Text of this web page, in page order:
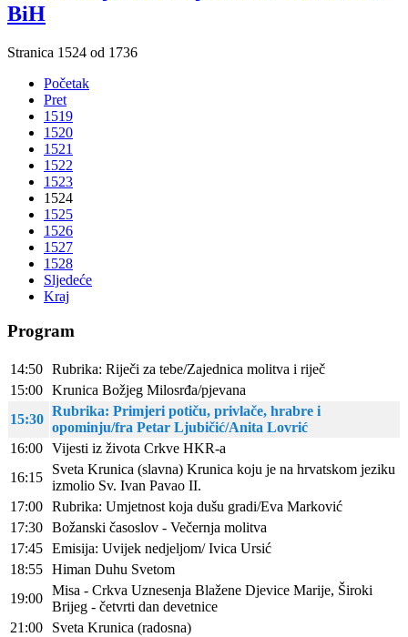
BiH
Stranica 1524 od 1736
Početak
Pret
1519
1520
1521
1522
1523
1524
1525
1526
1527
1528
Sljedeće
Kraj
Program
14:50 Rubrika: Riječi za tebe/Zajednica molitva i riječ
15:00 Krunica Božjeg Milosrđa/pjevana
15:30
Rubrika: Primjeri potiču, privlače, hrabre i
opominju/fra Petar Ljubičić/Anita Lovrić
16:00 Vijesti iz života Crkve HKR-a
16:15
Sveta Krunica (slavna) Krunica koju je na hrvatskom jeziku
izmolio Sv. Ivan Pavao II.
17:00 Rubrika: Umjetnost koja dušu gradi/Eva Marković
17:30 Božanski časoslov - Večernja molitva
17:45 Emisija: Uvijek nedjeljom/ Ivica Ursić
18:55 Himan Duhu Svetom
19:00
Misa - Crkva Uznesenja Blažene Djevice Marije, Široki
Brijeg - četvrti dan devetnice
21:00
Sveta Krunica (radosna)